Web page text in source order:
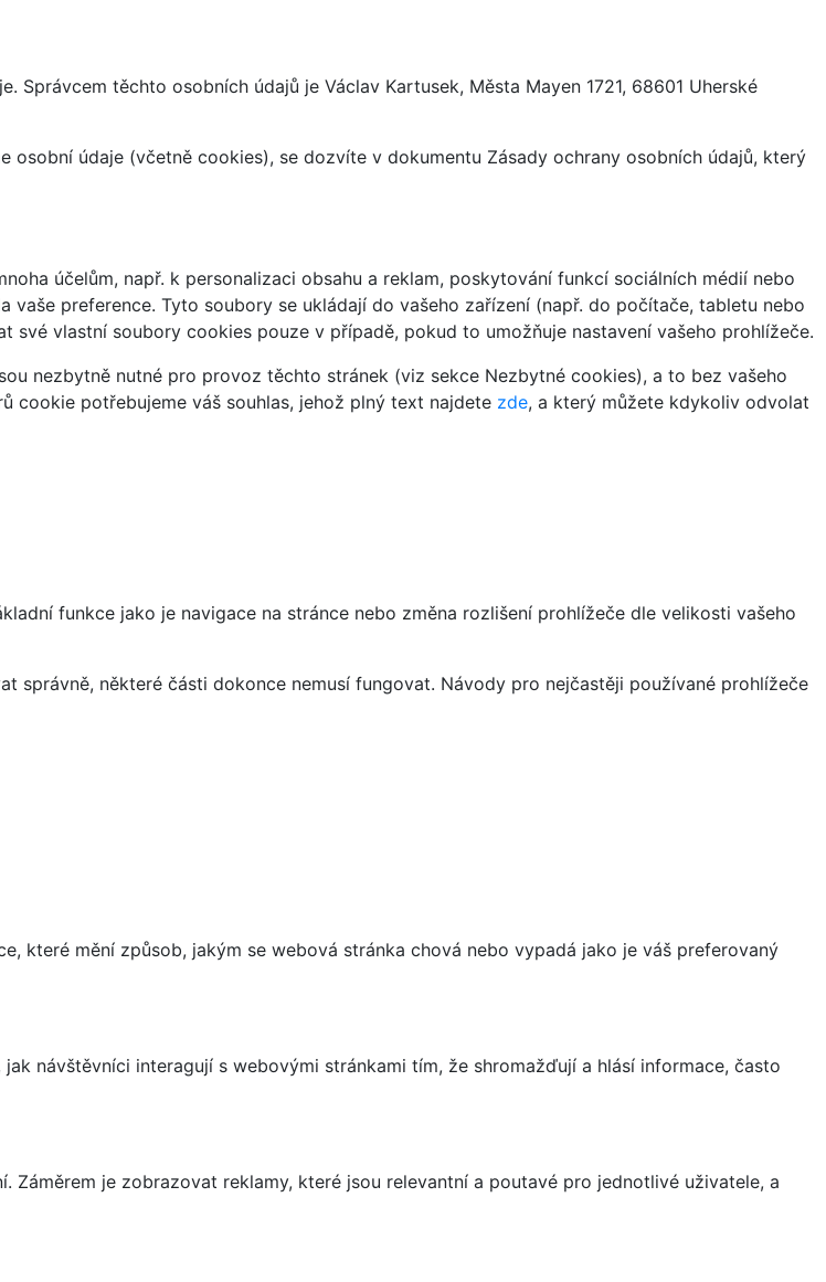
těchto osobních údajů je Václav Kartusek, Města Mayen 1721, 68601 Uherské
údaje (včetně cookies), se dozvíte v dokumentu Zásady ochrany osobních údajů, který
účelům, např. k personalizaci obsahu a reklam, poskytování funkcí sociálních médií nebo
preference. Tyto soubory se ukládají do vašeho zařízení (např. do počítače, tabletu nebo
vlastní soubory cookies pouze v případě, pokud to umožňuje nastavení vašeho prohlížeče.
nezbytně nutné pro provoz těchto stránek (viz sekce Nezbytné cookies), a to bez vašeho
cookie potřebujeme váš souhlas, jehož plný text najdete zde, a který můžete kdykoliv odvolat
funkce jako je navigace na stránce nebo změna rozlišení prohlížeče dle velikosti vašeho
správně, některé části dokonce nemusí fungovat. Návody pro nejčastěji používané prohlížeče
které mění způsob, jakým se webová stránka chová nebo vypadá jako je váš preferovaný
návštěvníci interagují s webovými stránkami tím, že shromažďují a hlásí informace, často
je zobrazovat reklamy, které jsou relevantní a poutavé pro jednotlivé uživatele, a